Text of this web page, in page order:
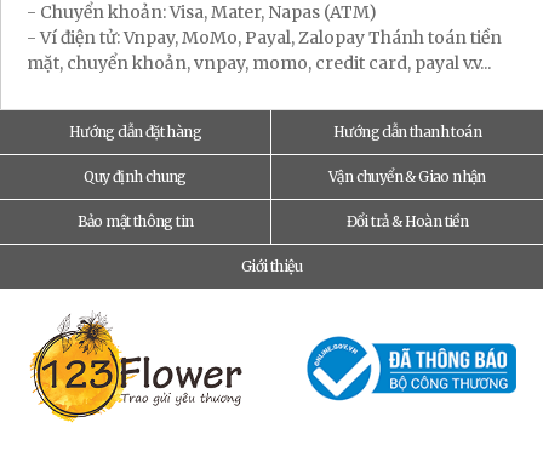
- Chuyển khoản: Visa, Mater, Napas (ATM)
- Ví điện tử: Vnpay, MoMo, Payal, Zalopay Thánh toán tiền
mặt, chuyển khoản, vnpay, momo, credit card, payal v.v...
Hướng dẫn đặt hàng Hướng dẫn thanh toán
Quy định chung Vận chuyển & Giao nhận
Bảo mật thông tin Đổi trả & Hoàn tiền
Giới thiệu